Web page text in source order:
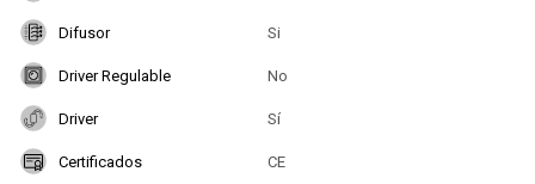
Difusor Si
Driver Regulable No
Driver Sí
Certificados CE